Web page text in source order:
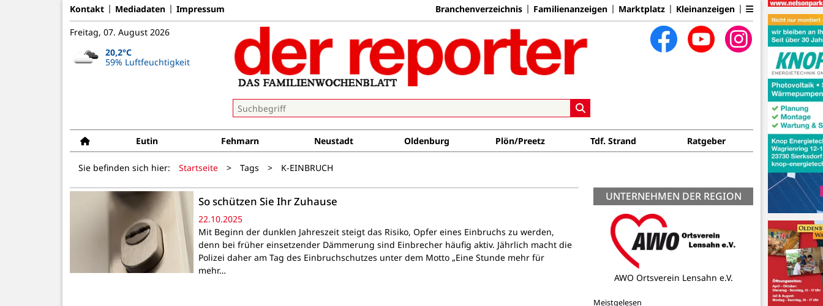
Kontakt Mediadaten Impressum Branchenverzeichnis Familienanzeigen Marktplatz Kleinanzeigen
Freitag, 07. August 2026
20,2°C
59% Luftfeuchtigkeit
Eutin Fehmarn Neustadt Oldenburg Plön/Preetz Tdf. Strand Ratgeber
Sie befinden sich hier: Startseite > Tags > K-EINBRUCH
So schützen Sie Ihr Zuhause
22.10.2025
Mit Beginn der dunklen Jahreszeit steigt das Risiko, Opfer eines Einbruchs zu werden,
denn bei früher einsetzender Dämmerung sind Einbrecher häufig aktiv. Jährlich macht die
Polizei daher am Tag des Einbruchschutzes unter dem Motto „Eine Stunde mehr für
mehr…
UNTERNEHMEN DER REGION
Deutscher Kinderschutzbund
Meistgelesen